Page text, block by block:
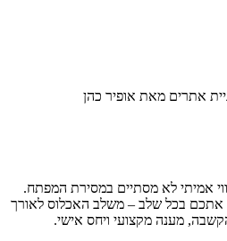
אמיתי לא מסתיים במסירת המפתח.
אתכם בכל שלב – משלב האכלוס לאורך
מענה מקצועי ויחס אישי.